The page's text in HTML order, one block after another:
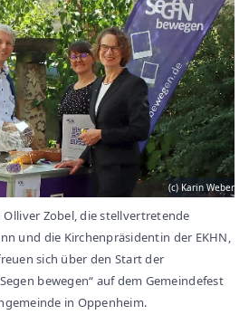
(c) Karin Weber
Olliver Zobel, die stellvertretende
und die Kirchenpräsidentin der EKHN,
sich über den Start der
bewegen“ auf dem Gemeindefest
in Oppenheim.